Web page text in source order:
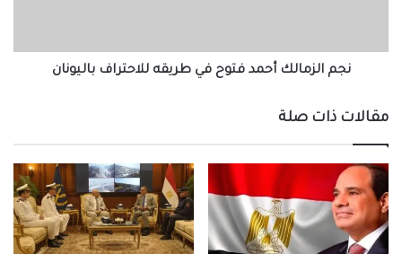
نجم الزمالك أحمد فتوح في طريقه للاحتراف باليونان
مقالات ذات صلة